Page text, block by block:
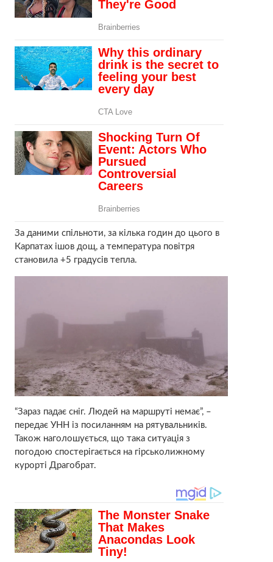
За даними спільноти, за кілька годин до цього в
Карпатах ішов дощ, а температура повітря
становила +5 градусів тепла.
“Зараз падає сніг. Людей на маршруті немає”, –
передає УНН із посиланням на рятувальників.
Також наголошується, що така ситуація з
погодою спостерігається на гірськолижному
курорті Драгобрат.